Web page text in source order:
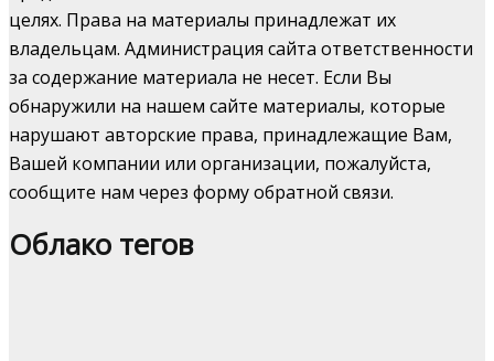
целях. Права на материалы принадлежат их
владельцам. Администрация сайта ответственности
за содержание материала не несет. Если Вы
обнаружили на нашем сайте материалы, которые
нарушают авторские права, принадлежащие Вам,
Вашей компании или организации, пожалуйста,
сообщите нам через форму обратной связи.
Облако тегов